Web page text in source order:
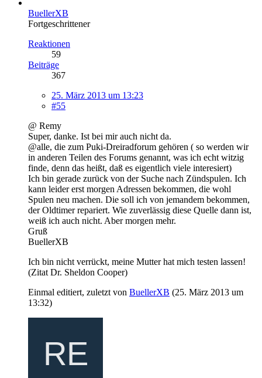
BuellerXB
Fortgeschrittener
Reaktionen
59
Beiträge
367
25. März 2013 um 13:23
#55
@ Remy
Super, danke. Ist bei mir auch nicht da.
@alle, die zum Puki-Dreiradforum gehören ( so werden wir
in anderen Teilen des Forums genannt, was ich echt witzig
finde, denn das heißt, daß es eigentlich viele interesiert)
Ich bin gerade zurück von der Suche nach Zündspulen. Ich
kann leider erst morgen Adressen bekommen, die wohl
Spulen neu machen. Die soll ich von jemandem bekommen,
der Oldtimer repariert. Wie zuverlässig diese Quelle dann ist,
weiß ich auch nicht. Aber morgen mehr.
Gruß
BuellerXB
Ich bin nicht verrückt, meine Mutter hat mich testen lassen!
(Zitat Dr. Sheldon Cooper)
Einmal editiert, zuletzt von BuellerXB (25. März 2013 um
13:32)